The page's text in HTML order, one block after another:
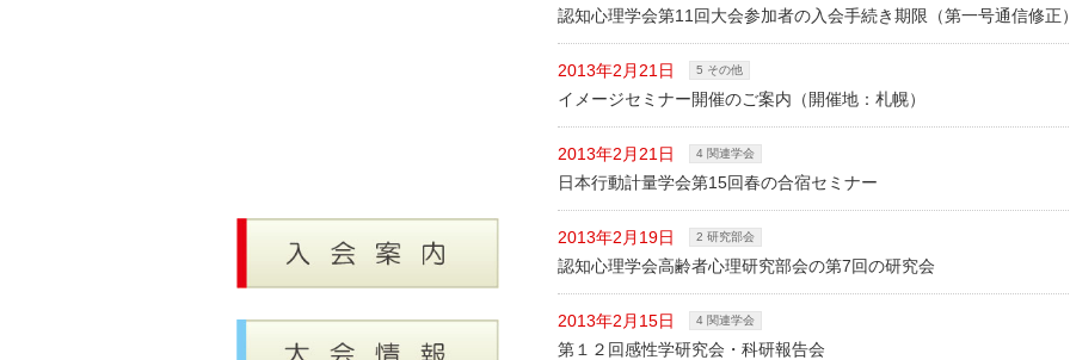
認知心理学会第11回大会参加者の入会手続き期限（第一号通信修正
2013年2月21日 5 その他
イメージセミナー開催のご案内（開催地：札幌）
2013年2月21日 4 関連学会
日本行動計量学会第15回春の合宿セミナー
2013年2月19日 2 研究部会
認知心理学会高齢者心理研究部会の第7回の研究会
2013年2月15日 4 関連学会
第１２回感性学研究会・科研報告会